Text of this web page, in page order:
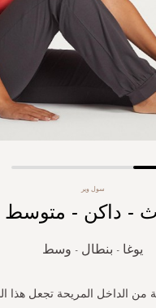
سول وير
- داكن - متوسط
يوغا - بنطال - وسط
من الداخل المريحة تجعل هذا